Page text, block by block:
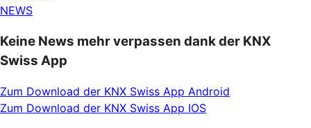
NEWS
Keine News mehr verpassen dank der KNX
Swiss App
Zum Download der KNX Swiss App Android
Zum Download der KNX Swiss App IOS